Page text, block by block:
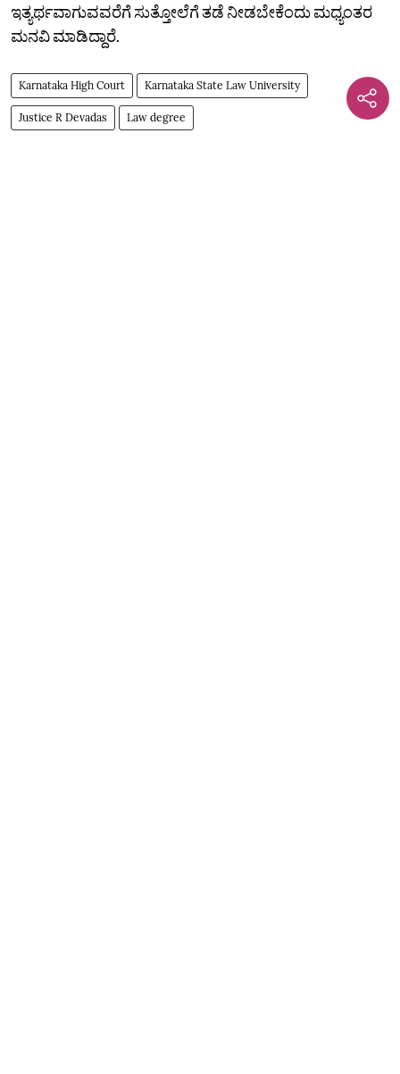
ಇತ್ಯರ್ಥವಾಗುವವರೆಗೆ ಸುತ್ತೋಲೆಗೆ ತಡೆ ನೀಡಬೇಕೆಂದು ಮಧ್ಯಂತರ
ಮನವಿ ಮಾಡಿದ್ದಾರೆ.
Karnataka High Court Karnataka State Law University
Justice R Devadas Law degree